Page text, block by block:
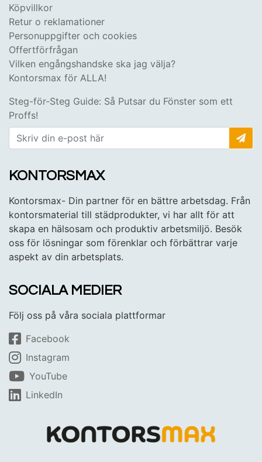
Köpvillkor
Retur o reklamationer
Personuppgifter och cookies
Offertförfrågan
Vilken engångshandske ska jag välja?
Kontorsmax för ALLA!
Steg-för-Steg Guide: Så Putsar du Fönster som ett
Proffs!
KONTORSMAX
Kontorsmax- Din partner för en bättre arbetsdag. Från
kontorsmaterial till städprodukter, vi har allt för att
skapa en hälsosam och produktiv arbetsmiljö. Besök
oss för lösningar som förenklar och förbättrar varje
aspekt av din arbetsplats.
SOCIALA MEDIER
Följ oss på våra sociala plattformar
Facebook
Instagram
YouTube
LinkedIn